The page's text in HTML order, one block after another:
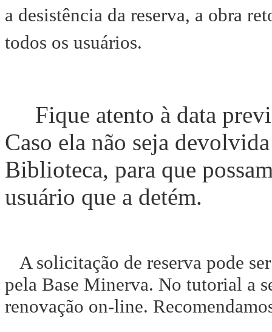
a desistência da reserva, a obra
todos os usuários.
Fique atento à data
Caso ela não seja
Biblioteca, para que
usuário que a detém.
A solicitação de reserva pode
pela Base Minerva. No tutorial a
renovação on-line.